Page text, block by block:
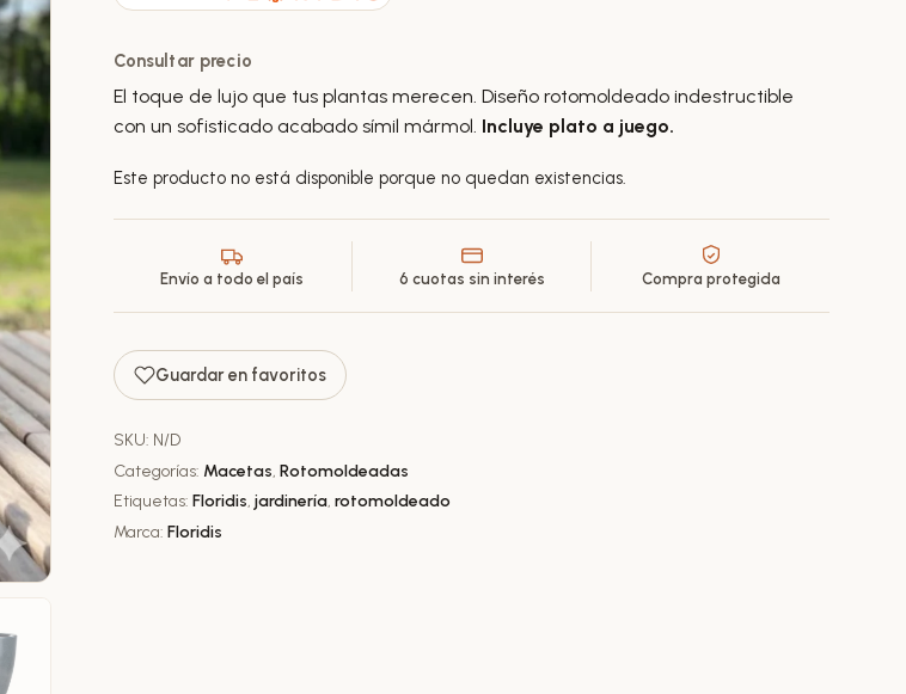
Consultar precio
El toque de lujo que tus plantas merecen. Diseño rotomoldeado indestructible
con un sofisticado acabado símil mármol. Incluye plato a juego.
Este producto no está disponible porque no quedan existencias.
Envío a todo el país 6 cuotas sin interés Compra protegida
Guardar en favoritos
SKU: N/D
Categorías: Macetas, Rotomoldeadas
Etiquetas: Floridis, jardinería, rotomoldeado
Marca: Floridis